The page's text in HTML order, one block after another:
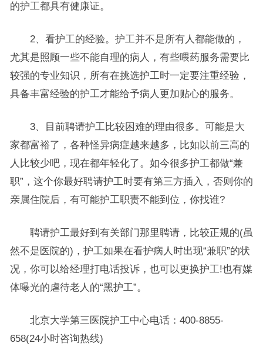
的护工都具有健康证。
2、看护工的经验。护工并不是所有人都能做的，
尤其是照顾一些不能自理的病人，有些喂药服务需要比
较强的专业知识，所有在挑选护工时一定要注重经验，
具备丰富经验的护工才能给予病人更加贴心的服务。
3、目前聘请护工比较困难的理由很多。可能是大
家都富裕了，各种怪异病症越来越多，比如以前三高的
人比较少吧，现在都年轻化了。如今很多护工都做“兼
职”，这个你最好聘请护工时要有第三方插入，否则你的
亲属住院后，有可能护工职责不能到位，你找谁?
聘请护工最好到有关部门那里聘请，比较正规的(虽
然不是医院的)，护工如果在看护病人时出现“兼职”的状
况，你可以给经理打电话投诉，也可以更换护工!也有媒
体曝光的虐待老人的“黑护工”。
北京大学第三医院护工中心电话：400-8855-
658(24小时咨询热线)